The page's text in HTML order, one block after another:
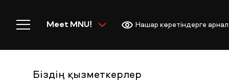
Meet MNU! Нашар көретіндерге
Біздің қызметкерлер